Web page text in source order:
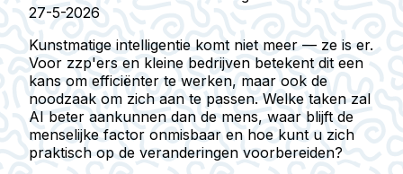
27-5-2026
Kunstmatige intelligentie komt niet meer — ze is er.
Voor zzp'ers en kleine bedrijven betekent dit een
kans om efficiënter te werken, maar ook de
noodzaak om zich aan te passen. Welke taken zal
AI beter aankunnen dan de mens, waar blijft de
menselijke factor onmisbaar en hoe kunt u zich
praktisch op de veranderingen voorbereiden?